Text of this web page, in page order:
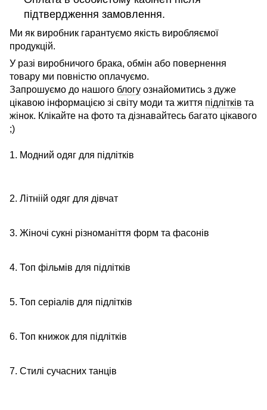
підтвердження замовлення.
Ми як виробник гарантуємо якість виробляємої
продукцій.
У разі виробничого брака, обмін або повернення
товару ми повністю оплачуємо.
Запрошуємо до нашого блогу ознайомитись з дуже
цікавою інформацією зі світу моди та життя підлітків та
жінок. Клікайте на фото та дізнавайтесь багато цікавого
;)
1. Модний одяг для підлітків
2. Літніій одяг для дівчат
3. Жіночі сукні різноманіття форм та фасонів
4. Топ фільмів для підлітків
5. Топ серіалів для підлітків
6. Топ книжок для підлітків
7. Стилі сучасних танців